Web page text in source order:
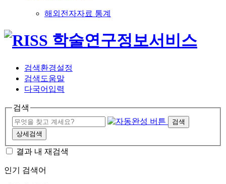
해외전자자료 통계
검색환경설정
검색도움말
다국어입력
검색
검색
상세검색
결과 내 재검색
인기 검색어